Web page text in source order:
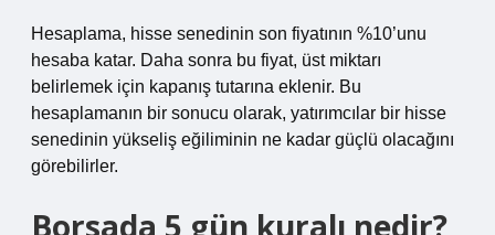
Hesaplama, hisse senedinin son fiyatının %10’unu
hesaba katar. Daha sonra bu fiyat, üst miktarı
belirlemek için kapanış tutarına eklenir. Bu
hesaplamanın bir sonucu olarak, yatırımcılar bir hisse
senedinin yükseliş eğiliminin ne kadar güçlü olacağını
görebilirler.
Borsada 5 gün kuralı nedir?